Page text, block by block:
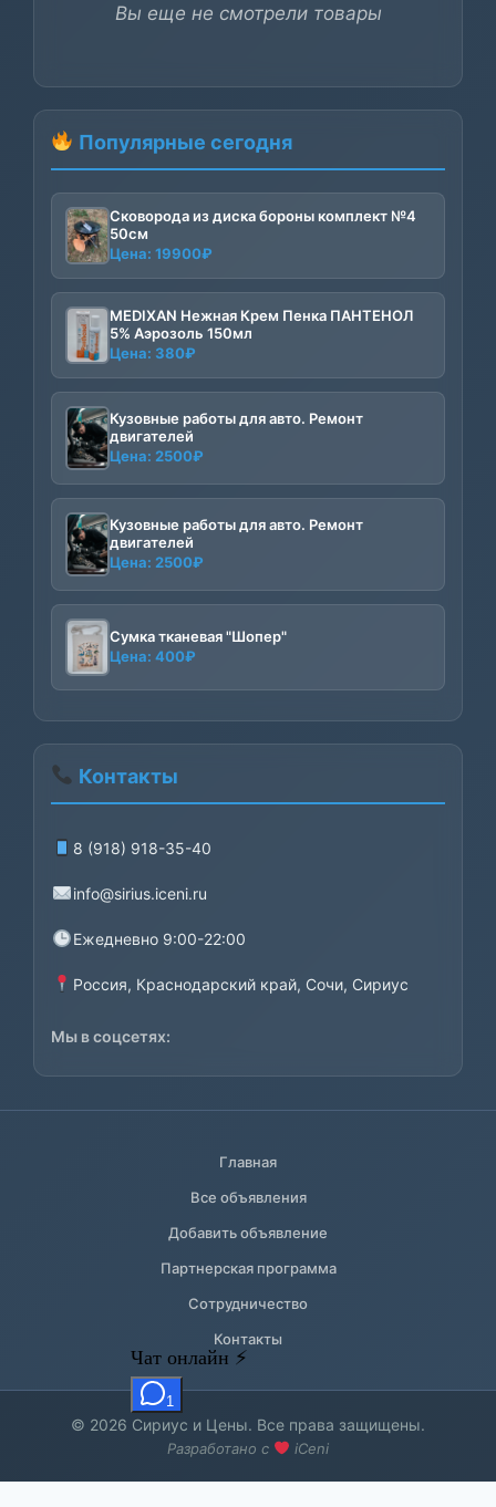
Вы еще не смотрели товары
Популярные сегодня
Сковорода из диска бороны комплект №4
50см
Цена: 19900₽
MEDIXAN Нежная Крем Пенка ПАНТЕНОЛ
5% Аэрозоль 150мл
Цена: 380₽
Кузовные работы для авто. Ремонт
двигателей
Цена: 2500₽
Кузовные работы для авто. Ремонт
двигателей
Цена: 2500₽
Сумка тканевая "Шопер"
Цена: 400₽
Контакты
8 (918) 918-35-40
info@sirius.iceni.ru
Ежедневно 9:00-22:00
Россия, Краснодарский край, Сочи, Сириус
Мы в соцсетях:
Главная
Все объявления
Добавить объявление
Партнерская программа
Сотрудничество
Контакты
© 2026 Сириус и Цены. Все права защищены.
Разработано с iCeni